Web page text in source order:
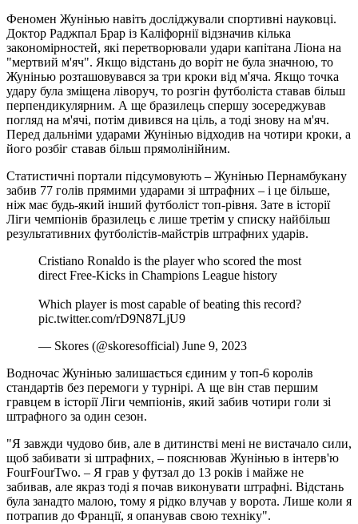
Феномен Жунінью навіть досліджували спортивні науковці.
Доктор Раджпал Брар із Каліфорнії відзначив кілька
закономірностей, які перетворювали удари капітана Ліона на
"мертвий м'яч". Якщо відстань до воріт не була значною, то
Жунінью розташовувався за три кроки від м'яча. Якщо точка
удару була зміщена ліворуч, то розгін футболіста ставав більш
перпендикулярним. А ще бразилець спершу зосереджував
погляд на м'ячі, потім дивився на ціль, а тоді знову на м'яч.
Перед дальніми ударами Жунінью відходив на чотири кроки, а
його розбіг ставав більш прямолінійним.
Статистичні портали підсумовують – Жунінью Пернамбукану
забив 77 голів прямими ударами зі штрафних – і це більше,
ніж має будь-який інший футболіст топ-рівня. Зате в історії
Ліги чемпіонів бразилець є лише третім у списку найбільш
результативних футболістів-майстрів штрафних ударів.
Cristiano Ronaldo is the player who scored the most
direct Free-Kicks in Champions League history ️
Which player is most capable of beating this record?
pic.twitter.com/rD9N87LjU9
— Skores (@skoresofficial) June 9, 2023
Водночас Жунінью залишається єдиним у топ-6 королів
стандартів без перемоги у турнірі. А ще він став першим
гравцем в історії Ліги чемпіонів, який забив чотири голи зі
штрафного за один сезон.
"Я завжди чудово бив, але в дитинстві мені не вистачало сили,
щоб забивати зі штрафних, – пояснював Жунінью в інтерв'ю
FourFourTwo. – Я грав у футзал до 13 років і майже не
забивав, але якраз тоді я почав виконувати штрафні. Відстань
була занадто малою, тому я рідко влучав у ворота. Лише коли я
потрапив до Франції, я опанував свою техніку".